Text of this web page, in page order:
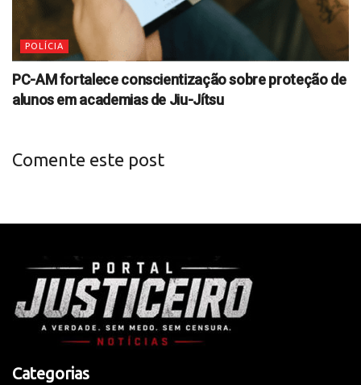
POLÍCIA
PC-AM fortalece conscientização sobre proteção de
alunos em academias de Jiu-Jítsu
Comente este post
Categorias